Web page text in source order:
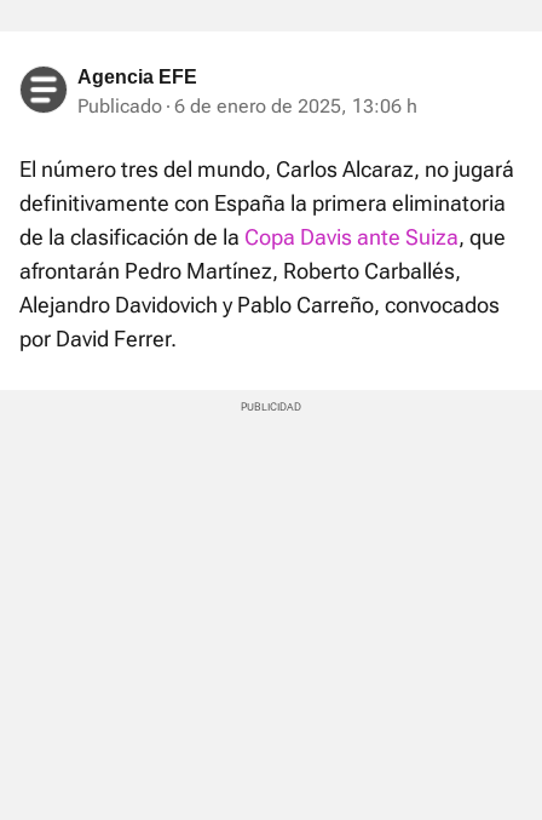
Agencia EFE
Publicado 6 de enero de 2025, 13:06 h
El número tres del mundo, Carlos Alcaraz, no jugará
definitivamente con España la primera eliminatoria
de la clasificación de la Copa Davis ante Suiza, que
afrontarán Pedro Martínez, Roberto Carballés,
Alejandro Davidovich y Pablo Carreño, convocados
por David Ferrer.